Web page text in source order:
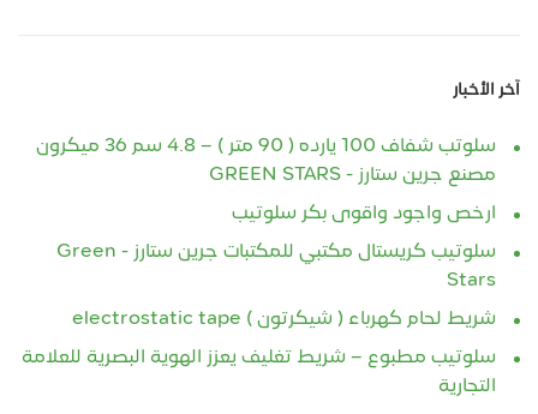
آخر الأخبار
سلوتب شفاف 100 يارده ( 90 متر ) – 4.8 سم 36 ميكرون
مصنع جرين ستارز - GREEN STARS
ارخص واجود واقوى بكر سلوتيب
سلوتيب كريستال مكتبي للمكتبات جرين ستارز - Green
Stars
شريط لحام كهرباء ( شيكرتون ) electrostatic tape
سلوتيب مطبوع – شريط تغليف يعزز الهوية البصرية للعلامة
التجارية